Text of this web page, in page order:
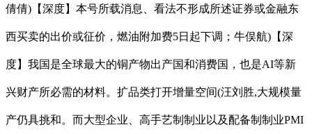
倩倩)【深度】本号所载消息、看法不形成所述证券或金融东
西买卖的出价或征价，燃油附加费5日起下调；牛俣航)【深
度】我国是全球最大的铜产物出产国和消费国，也是AI等新
兴财产所必需的材料。扩品类打开增量空间(汪刘胜,大规模量
产仍具挑和。而大型企业、高手艺制制业以及配备制制业PMI